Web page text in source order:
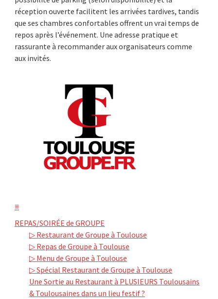
réception ouverte facilitent les arrivées tardives, tandis
que ses chambres confortables offrent un vrai temps de
repos après l’événement. Une adresse pratique et
rassurante à recommander aux organisateurs comme
aux invités.
≡
REPAS/SOIRÉE de GROUPE
▷ Restaurant de Groupe à Toulouse
▷ Repas de Groupe à Toulouse
▷ Menu de Groupe à Toulouse
▷ Spécial Restaurant de Groupe à Toulouse
Une Sortie au Restaurant à PLUSIEURS Toulousains
& Toulousaines dans un lieu festif ?